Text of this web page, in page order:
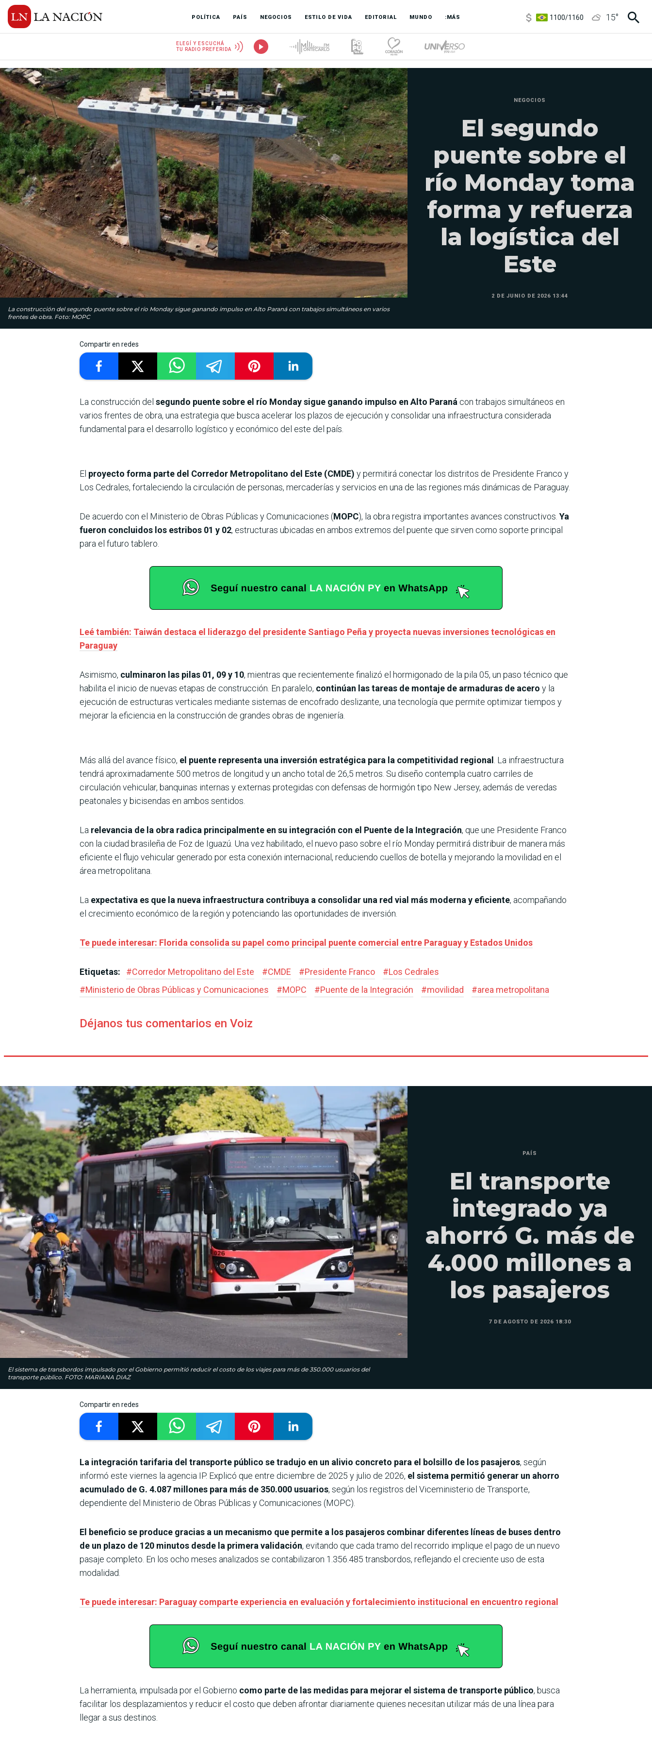
POLÍTICA PAÍS NEGOCIOS ESTILO DE VIDA EDITORIAL MUNDO :MÁS
3,8/4
15°
ELEGÍ Y ESCUCHÁ
TU RADIO PREFERIDA
La construcción del segundo puente sobre el río Monday sigue ganando impulso en Alto Paraná con trabajos simultáneos en varios
frentes de obra. Foto: MOPC
NEGOCIOS
El segundo
puente sobre el
río Monday toma
forma y refuerza
la logística del
Este
2 DE JUNIO DE 2026 13:44
Compartir en redes
La construcción del segundo puente sobre el río Monday sigue ganando impulso en Alto Paraná con trabajos simultáneos en
varios frentes de obra, una estrategia que busca acelerar los plazos de ejecución y consolidar una infraestructura considerada
fundamental para el desarrollo logístico y económico del este del país.
El proyecto forma parte del Corredor Metropolitano del Este (CMDE) y permitirá conectar los distritos de Presidente Franco y
Los Cedrales, fortaleciendo la circulación de personas, mercaderías y servicios en una de las regiones más dinámicas de Paraguay.
De acuerdo con el Ministerio de Obras Públicas y Comunicaciones (MOPC), la obra registra importantes avances constructivos. Ya
fueron concluidos los estribos 01 y 02, estructuras ubicadas en ambos extremos del puente que sirven como soporte principal
para el futuro tablero.
Leé también: Taiwán destaca el liderazgo del presidente Santiago Peña y proyecta nuevas inversiones tecnológicas en
Paraguay
Asimismo, culminaron las pilas 01, 09 y 10, mientras que recientemente finalizó el hormigonado de la pila 05, un paso técnico que
habilita el inicio de nuevas etapas de construcción. En paralelo, continúan las tareas de montaje de armaduras de acero y la
ejecución de estructuras verticales mediante sistemas de encofrado deslizante, una tecnología que permite optimizar tiempos y
mejorar la eficiencia en la construcción de grandes obras de ingeniería.
Más allá del avance físico, el puente representa una inversión estratégica para la competitividad regional
. La infraestructura
tendrá aproximadamente 500 metros de longitud y un ancho total de 26,5 metros. Su diseño contempla cuatro carriles de
circulación vehicular, banquinas internas y externas protegidas con defensas de hormigón tipo New Jersey, además de veredas
peatonales y bicisendas en ambos sentidos.
La relevancia de la obra radica principalmente en su integración con el Puente de la Integración, que une Presidente Franco
con la ciudad brasileña de Foz de Iguazú. Una vez habilitado, el nuevo paso sobre el río Monday permitirá distribuir de manera más
eficiente el flujo vehicular generado por esta conexión internacional, reduciendo cuellos de botella y mejorando la movilidad en el
área metropolitana.
La expectativa es que la nueva infraestructura contribuya a consolidar una red vial más moderna y eficiente, acompañando
el crecimiento económico de la región y potenciando las oportunidades de inversión.
Te puede interesar: Florida consolida su papel como principal puente comercial entre Paraguay y Estados Unidos
Etiquetas: #Corredor Metropolitano del Este #CMDE #Presidente Franco #Los Cedrales
#Ministerio de Obras Públicas y Comunicaciones #MOPC #Puente de la Integración #movilidad #area metropolitana
Déjanos tus comentarios en Voiz
El sistema de transbordos impulsado por el Gobierno permitió reducir el costo de los viajes para más de 350.000 usuarios del
transporte público. FOTO: MARIANA DIAZ
PAÍS
El transporte
integrado ya
ahorró G. más de
4.000 millones a
los pasajeros
7 DE AGOSTO DE 2026 18:30
Compartir en redes
La integración tarifaria del transporte público se tradujo en un alivio concreto para el bolsillo de los pasajeros, según
informó este viernes la agencia IP. Explicó que entre diciembre de 2025 y julio de 2026, el sistema permitió generar un ahorro
acumulado de G. 4.087 millones para más de 350.000 usuarios, según los registros del Viceministerio de Transporte,
dependiente del Ministerio de Obras Públicas y Comunicaciones (MOPC).
El beneficio se produce gracias a un mecanismo que permite a los pasajeros combinar diferentes líneas de buses dentro
de un plazo de 120 minutos desde la primera validación, evitando que cada tramo del recorrido implique el pago de un nuevo
pasaje completo. En los ocho meses analizados se contabilizaron 1.356.485 transbordos, reflejando el creciente uso de esta
modalidad.
Te puede interesar: Paraguay comparte experiencia en evaluación y fortalecimiento institucional en encuentro regional
La herramienta, impulsada por el Gobierno como parte de las medidas para mejorar el sistema de transporte público, busca
facilitar los desplazamientos y reducir el costo que deben afrontar diariamente quienes necesitan utilizar más de una línea para
llegar a sus destinos.